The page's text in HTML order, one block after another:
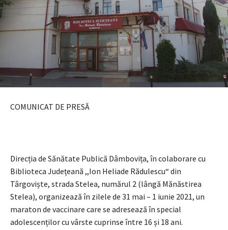
COMUNICAT DE PRESĂ
Direcția de Sănătate Publică Dâmbovița, în colaborare cu
Biblioteca Județeană ,,Ion Heliade Rădulescu“ din
Târgoviște, strada Stelea, numărul 2 (lângă Mănăstirea
Stelea), organizează în zilele de 31 mai – 1 iunie 2021, un
maraton de vaccinare care se adresează în special
adolescenților cu vârste cuprinse între 16 și 18 ani.